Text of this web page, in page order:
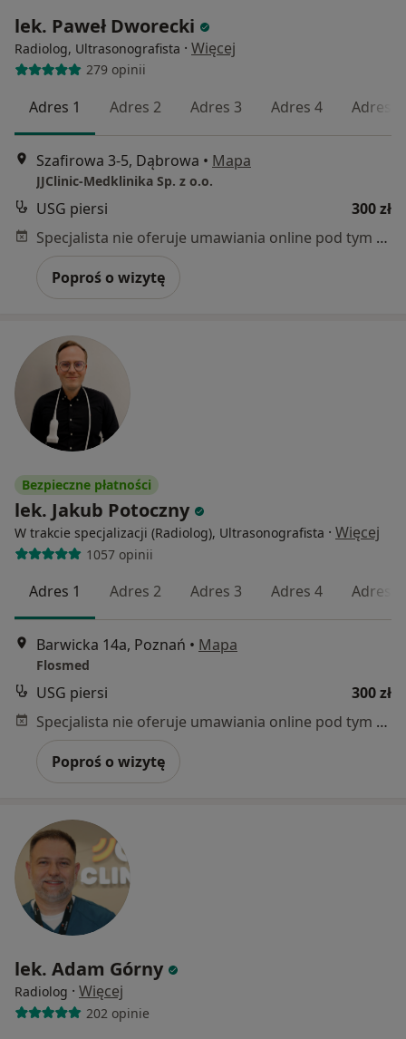
lek. Paweł Dworecki
Radiolog, Ultrasonografista · Więcej
279 opinii
Adres 1 Adres 2 Adres 3 Adres 4 Adres 5
Szafirowa 3-5, Dąbrowa • Mapa
JJClinic-Medklinika Sp. z o.o.
USG piersi
300 zł
Specjalista nie oferuje umawiania online pod tym adresem.
Poproś o wizytę
Bezpieczne płatności
lek. Jakub Potoczny
W trakcie specjalizacji (Radiolog), Ultrasonografista · Więcej
1057 opinii
Adres 1 Adres 2 Adres 3 Adres 4 Adres 5
Barwicka 14a, Poznań • Mapa
Flosmed
USG piersi
300 zł
Specjalista nie oferuje umawiania online pod tym adresem.
Poproś o wizytę
lek. Adam Górny
Radiolog · Więcej
202 opinie